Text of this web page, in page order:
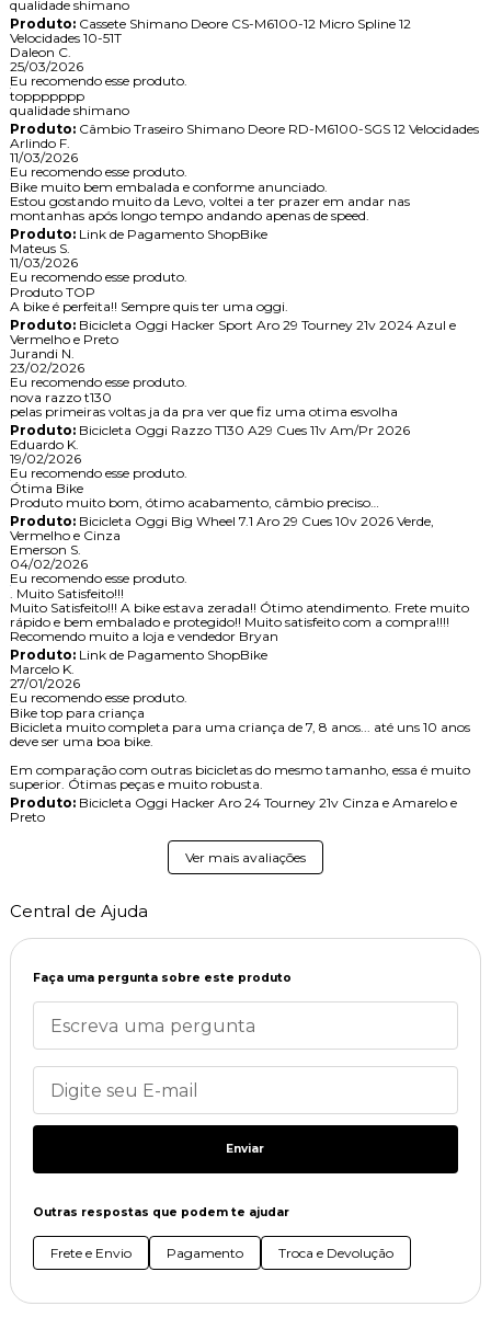
qualidade shimano
Produto:Cassete Shimano Deore CS-M6100-12 Micro Spline 12
Velocidades 10-51T
Daleon C.
25/03/2026
Eu recomendo esse produto.
toppppppp
qualidade shimano
Produto:Câmbio Traseiro Shimano Deore RD-M6100-SGS 12 Velocidades
Arlindo F.
11/03/2026
Eu recomendo esse produto.
Bike muito bem embalada e conforme anunciado.
Estou gostando muito da Levo, voltei a ter prazer em andar nas
montanhas após longo tempo andando apenas de speed.
Produto:Link de Pagamento ShopBike
Mateus S.
11/03/2026
Eu recomendo esse produto.
Produto TOP
A bike é perfeita!! Sempre quis ter uma oggi.
Produto:Bicicleta Oggi Hacker Sport Aro 29 Tourney 21v 2024 Azul e
Vermelho e Preto
Jurandi N.
23/02/2026
Eu recomendo esse produto.
nova razzo t130
pelas primeiras voltas ja da pra ver que fiz uma otima esvolha
Produto:Bicicleta Oggi Razzo T130 A29 Cues 11v Am/Pr 2026
Eduardo K.
19/02/2026
Eu recomendo esse produto.
Ótima Bike
Produto muito bom, ótimo acabamento, câmbio preciso
Produto:Bicicleta Oggi Big Wheel 7.1 Aro 29 Cues 10v 2026 Verde,
Vermelho e Cinza
Emerson S.
04/02/2026
Eu recomendo esse produto.
. Muito Satisfeito!!!
Muito Satisfeito!!! A bike estava zerada!! Ótimo atendimento. Frete muito
rápido e bem embalado e protegido!! Muito satisfeito com a compra!!!!
Recomendo muito a loja e vendedor Bryan
Produto:Link de Pagamento ShopBike
Marcelo K.
27/01/2026
Eu recomendo esse produto.
Bike top para criança
Bicicleta muito completa para uma criança de 7, 8 anos... até uns 10 anos
deve ser uma boa bike.
Em comparação com outras bicicletas do mesmo tamanho, essa é muito
superior. Ótimas peças e muito robusta.
Produto:Bicicleta Oggi Hacker Aro 24 Tourney 21v Cinza e Amarelo e
Preto
Ver mais avaliações
Central de Ajuda
Faça uma pergunta sobre este produto
Enviar
Outras respostas que podem te ajudar
Frete e Envio Pagamento Troca e Devolução